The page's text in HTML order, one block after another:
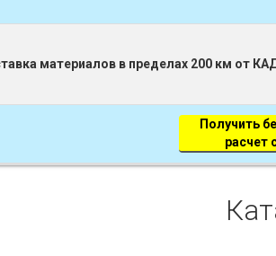
материалов в пределах 200 км от
Получить
расчет